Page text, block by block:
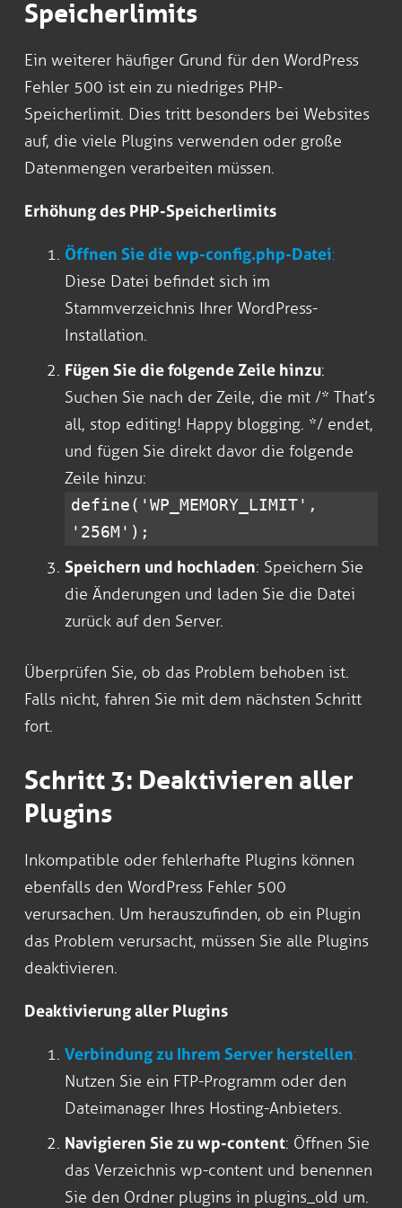
Speicherlimits
Ein weiterer häufiger Grund für den WordPress
Fehler 500 ist ein zu niedriges PHP-
Speicherlimit. Dies tritt besonders bei Websites
auf, die viele Plugins verwenden oder große
Datenmengen verarbeiten müssen.
Erhöhung des PHP-Speicherlimits
Öffnen Sie die wp-config.php-Datei:
Diese Datei befindet sich im
Stammverzeichnis Ihrer WordPress-
Installation.
Fügen Sie die folgende Zeile hinzu:
Suchen Sie nach der Zeile, die mit /* That’s
all, stop editing! Happy blogging. */ endet,
und fügen Sie direkt davor die folgende
Zeile hinzu:
define('WP_MEMORY_LIMIT',
'256M');
Speichern und hochladen: Speichern Sie
die Änderungen und laden Sie die Datei
zurück auf den Server.
Überprüfen Sie, ob das Problem behoben ist.
Falls nicht, fahren Sie mit dem nächsten Schritt
fort.
Schritt 3: Deaktivieren aller
Plugins
Inkompatible oder fehlerhafte Plugins können
ebenfalls den WordPress Fehler 500
verursachen. Um herauszufinden, ob ein Plugin
das Problem verursacht, müssen Sie alle Plugins
deaktivieren.
Deaktivierung aller Plugins
Verbindung zu Ihrem Server herstellen:
Nutzen Sie ein FTP-Programm oder den
Dateimanager Ihres Hosting-Anbieters.
Navigieren Sie zu wp-content: Öffnen Sie
das Verzeichnis wp-content und benennen
Sie den Ordner plugins in plugins_old um.